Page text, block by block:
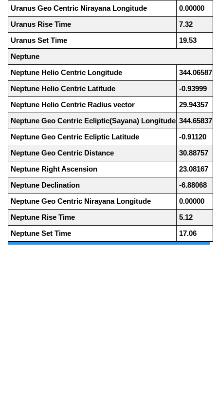
Uranus Geo Centric Nirayana Longitude
0.00000
Uranus Rise Time
7.32
Uranus Set Time
19.53
Neptune
Neptune Helio Centric Longitude
344.06587
Neptune Helio Centric Latitude
-0.93999
Neptune Helio Centric Radius vector
29.94357
Neptune Geo Centric Ecliptic(Sayana) Longitude 344.65837
Neptune Geo Centric Ecliptic Latitude
-0.91120
Neptune Geo Centric Distance
30.88757
Neptune Right Ascension
23.08167
Neptune Declination
-6.88068
Neptune Geo Centric Nirayana Longitude
0.00000
Neptune Rise Time
5.12
Neptune Set Time
17.06